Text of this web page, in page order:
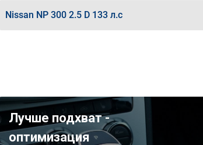
Nissan NP 300 2.5 D 133 л.с
Лучше подхват -
оптимизация